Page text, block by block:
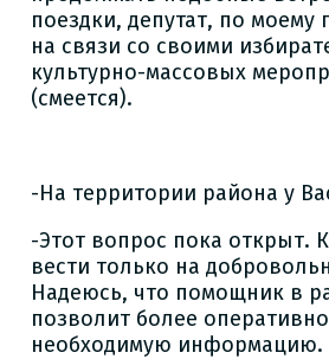
поездки, депутат, по
на связи со своими
культурно-массовых
(смеется).
-На территории района у
-Этот вопрос пока открыт.
вести только на
Надеюсь, что помощник в
позволит более
необходимую информацию.